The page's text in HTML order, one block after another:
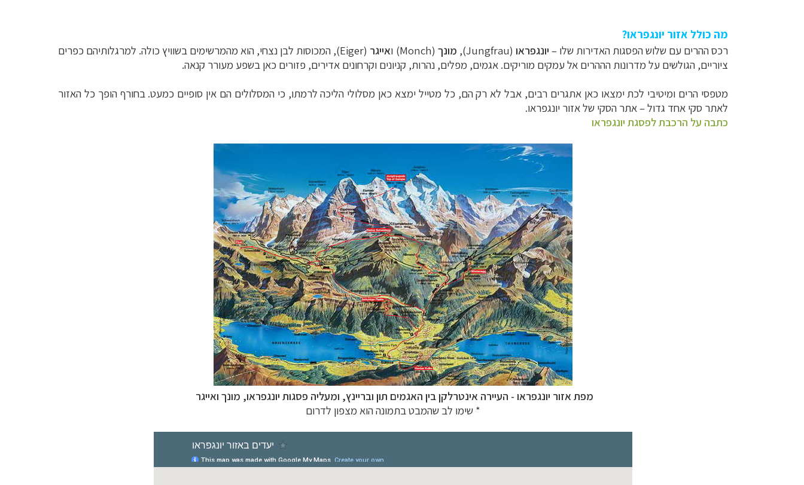
מה כולל אזור יונגפראו?
רכס ההרים עם שלוש הפסגות האדירות שלו – יונגפראו (
Jungfrau), מונך (
Monch) ואייגר (
Eiger), המכוסות לבן נצחי, הוא מהמרשימים בשוויץ כולה. למרגלותיהם כפרים
ציוריים, הגולשים על מדרונות הההרים אל עמקים מוריקים. אגמים, מפלים, נהרות, קניונים וקרחונים אדירים, פזורים כאן בשפע מעורר קנאה.
מטפסי הרים ומיטיבי לכת ימצאו כאן אתגרים רבים, אבל לא רק הם, כל מטייל ימצא כאן מסלולי הליכה לרמתו, כי המסלולים הם אין סופיים כמעט. בחורף הופך כל האזור
לאתר סקי אחד גדול –אתר הסקי של אזור יונגפראו.
כתבה על הרכבת לפסגת יונגפראו
מפת אזור יונגפראו - העיירה אינטרלקן בין האגמים תון ובריינץ, ומעליה פסגות יונגפראו, מונך ואייגר
* שימו לב שהמבט בתמונה הוא מצפון לדרום